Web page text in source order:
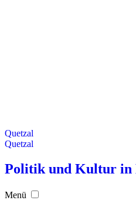
Quetzal
Quetzal
Politik und Kultur in
Menü